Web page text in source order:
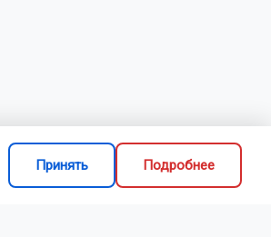
Принять Подробнее